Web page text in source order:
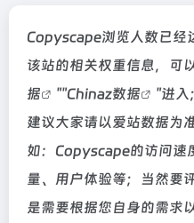
Copyscape浏览人数已经
该站的相关权重信息，可
据
""Chinaz数据
"进入
建议大家请以爱站数据为
如：Copyscape的访问速
量、用户体验等；当然要
是需要根据您自身的需求